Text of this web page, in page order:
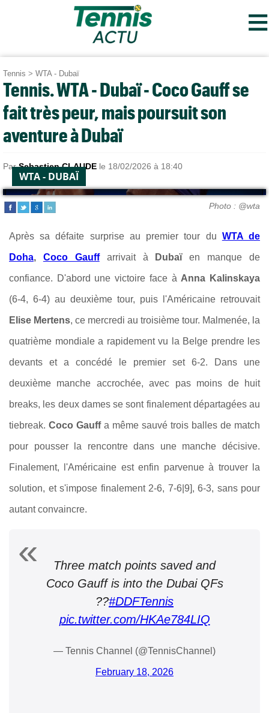
≡
Tennis > WTA - Dubaï
Tennis. WTA - Dubaï - Coco Gauff se
fait très peur, mais poursuit son
aventure à Dubaï
ParSebastien CLAUDE le 18/02/2026 à 18:40
WTA - DUBAÏ
Photo : @wta
Après sa défaite surprise au premier tour du WTA de
Doha, Coco Gauff arrivait à Dubaïen manque de
confiance. D'abord une victoire face à Anna Kalinskaya
(6-4, 6-4) au deuxième tour, puis l'Américaine retrouvait
Elise Mertens, ce mercredi au troisième tour. Malmenée, la
quatrième mondiale a rapidement vu la Belge prendre les
devants et a concédé le premier set 6-2. Dans une
deuxième manche accrochée, avec pas moins de huit
breaks, les deux dames se sont finalement départagées au
tiebreak. Coco Gauffa même sauvé trois balles de match
pour pousser la rencontre dans une manche décisive.
Finalement, l'Américaine est enfin parvenue à trouver la
solution, et s'impose finalement 2-6, 7-6|9], 6-3, sans pour
autant convaincre.
Three match points saved and
Coco Gauff is into the Dubai QFs
?️?#DDFTennis
pic.twitter.com/HKAe784LIQ
— Tennis Channel (@TennisChannel)
February 18, 2026